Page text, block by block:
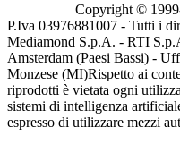
Copyright ©
P.Iva 03976881007 - Tutti i
Mediamond S.p.A. - RTI
Amsterdam (Paesi Bassi) -
Monzese (MI)Rispetto ai
riprodotti è vietata ogni
sistemi di intelligenza
espresso di utilizzare mezzi